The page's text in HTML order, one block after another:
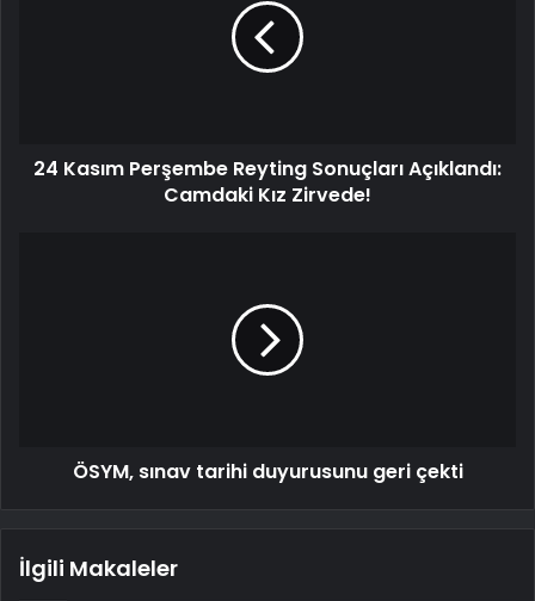
24 Kasım Perşembe Reyting Sonuçları Açıklandı:
Camdaki Kız Zirvede!
ÖSYM, sınav tarihi duyurusunu geri çekti
İlgili Makaleler